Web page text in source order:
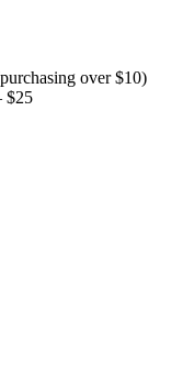
over $10)
$25